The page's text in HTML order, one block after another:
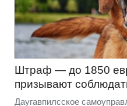
Штраф — до 1850
призывают
Даугавпилсское